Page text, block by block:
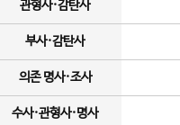
관형사·감탄사
부사·감탄사
의존 명사·조사
수사·관형사·명사